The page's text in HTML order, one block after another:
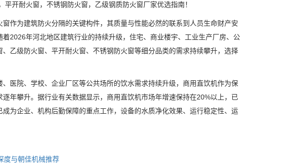
耐火窗，不锈钢防火窗，乙级钢质防火窗厂家优选指南！
为建筑防火分隔的关键构件，其质量与性能必然的联系到人员生命财产安
2026年河北地区建筑行业的持续升级，住宅、商业楼宇、工业生产厂房、公
乙级防火窗、平开耐火窗、不锈钢防火窗等细分品类的需求持续攀升，选择
院、学校、企业厂区等公共场所的饮水需求持续升级，商用直饮机作为保
年攀升。据行业有关数据显示，商用直饮机市场年增速保持在20%以上，已
为企业、机构后勤保障的重点工作，设备的水质净化效果、运行稳定性、运
度与朝佳机械推荐